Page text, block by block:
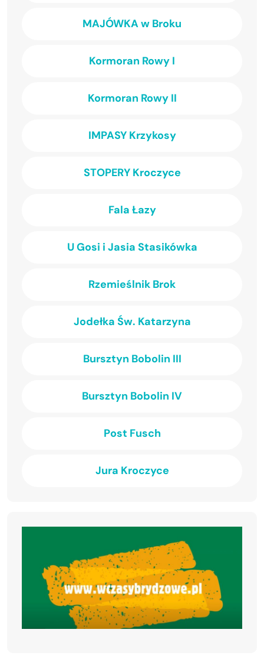
MAJÓWKA w Broku
Kormoran Rowy I
Kormoran Rowy II
IMPASY Krzykosy
STOPERY Kroczyce
Fala Łazy
U Gosi i Jasia Stasikówka
Rzemieślnik Brok
Jodełka Św. Katarzyna
Bursztyn Bobolin III
Bursztyn Bobolin IV
Post Fusch
Jura Kroczyce